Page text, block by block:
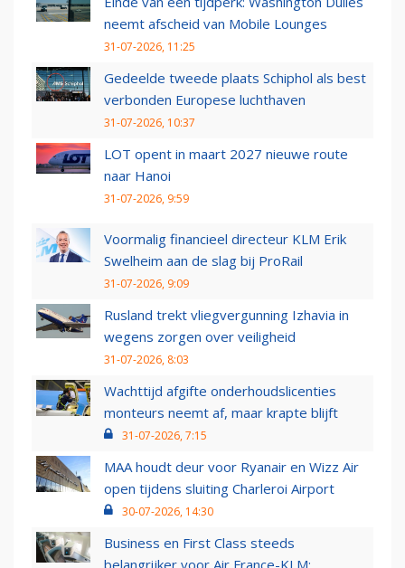
neemt afscheid van Mobile Lounges
31-07-2026, 11:25
Gedeelde tweede plaats Schiphol als best
verbonden Europese luchthaven
31-07-2026, 10:37
LOT opent in maart 2027 nieuwe route
naar Hanoi
31-07-2026, 9:59
Voormalig financieel directeur KLM Erik
Swelheim aan de slag bij ProRail
31-07-2026, 9:09
Rusland trekt vliegvergunning Izhavia in
wegens zorgen over veiligheid
31-07-2026, 8:03
Wachttijd afgifte onderhoudslicenties
monteurs neemt af, maar krapte blijft
31-07-2026, 7:15
MAA houdt deur voor Ryanair en Wizz Air
open tijdens sluiting Charleroi Airport
30-07-2026, 14:30
Business en First Class steeds